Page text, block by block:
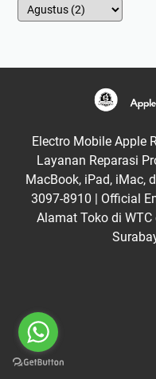
Electro Mobile Apple
Layanan Reparasi
MacBook, iPad, iMac,
3097-8910 | Official
Alamat Toko di